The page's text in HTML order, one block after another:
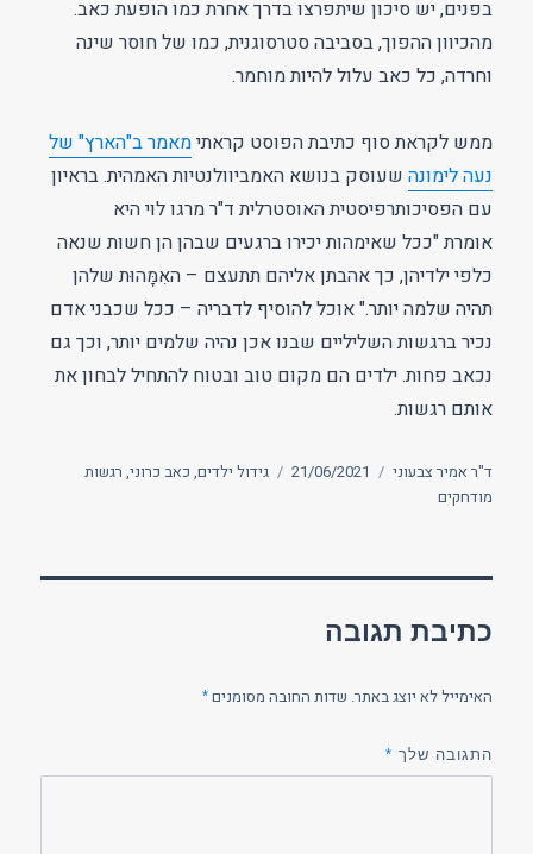
בפנים, יש סיכון שיתפרצו בדרך אחרת כמו הופעת כאב.
מהכיוון ההפוך, בסביבה סטרסוגנית, כמו של חוסר שינה
וחרדה, כל כאב עלול להיות מוחמר.
ממש לקראת סוף כתיבת הפוסט קראתימאמר ב"הארץ" של
נעה לימונה שעוסק בנושא האמביוולנטיות האמהית. בראיון
עם הפסיכותרפיסטית האוסטרלית ד"ר מרגו לוי היא
אומרת "ככל שאימהות יכירו ברגעים שבהן הן חשות שנאה
כלפי ילדיהן, כך אהבתן אליהם תתעצם – האִמָּהוּת שלהן
תהיה שלמה יותר." אוכל להוסיף לדבריה – ככל שכבני אדם
נכיר ברגשות השליליים שבנו אכן נהיה שלמים יותר, וכך גם
נכאב פחות. ילדים הם מקום טוב ובטוח להתחיל לבחון את
אותם רגשות.
מחבר
ד"ר אמיר צבעוני
פורסם
21/06/2021 תגיות
גידול ילדים, כאב כרוני, רגשות
מודחקים
כתיבת תגובה
האימייל לא יוצג באתר. שדות החובה מסומנים*
התגובה שלך *